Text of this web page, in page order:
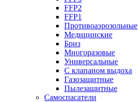
FFP2
FFP1
Противоаэрозольные
Медицинские
Бриз
Многоразовые
Универсальные
С клапаном выдоха
Газозащитные
Пылезащитные
Самоспасатели